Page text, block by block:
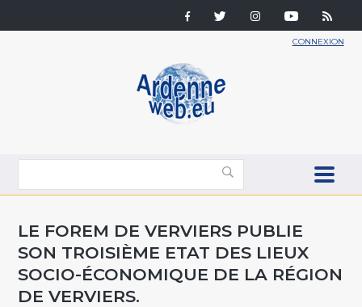
CONNEXION
LE FOREM DE VERVIERS PUBLIE
SON TROISIÈME ETAT DES LIEUX
SOCIO-ÉCONOMIQUE DE LA RÉGION
DE VERVIERS.